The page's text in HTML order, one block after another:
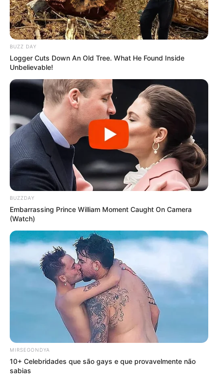
Matérias Bônus:
🧊 URGENTE: Incentivo direto na Conta
🧊 Cálculo da Insalubridade sobre o base.
🧊 Entretenimento: Os melhores doramas
🧊Netflix: Como usar códigos para desbloquear categorias
ocultas.
Fonte:JASB - Jornal dos Agentes de Saúde do Brasil
www.jasb.com.br.
BUZZ DAY
Logger Cuts Down An Old Tree. What He Found Inside
Unbelievable!
BUZZDAY
Embarrassing Prince William Moment Caught On Camera
(Watch)
MIRSEGONDYA
10+ Celebridades que são gays e que provavelmente não
sabias